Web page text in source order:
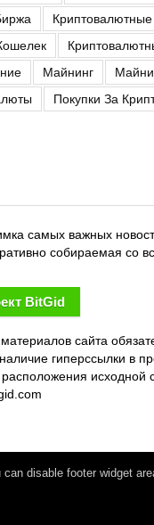
Криптовалютные
Майнинг
Покупки За
самых важных
собираемая со
BitGid
сайта
гиперссылки в
исходной
can disable footer widget